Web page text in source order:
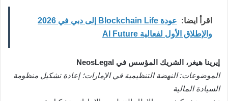
اقرأ ايضا:
عودة Blockchain Life إلى دبي في 2026
والإطلاق الأول لفعالية AI Future
إيرينا هيغر، الشريك المؤسس في NeosLegal
الموضوعات: النهضة التنظيمية في الإمارات؛ إعادة تشكيل منظومة
السيادة المالية